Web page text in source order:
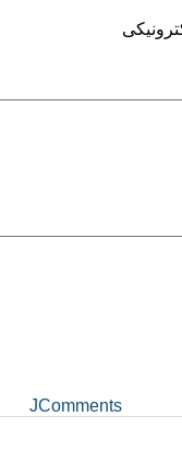
JComments